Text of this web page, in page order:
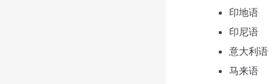
印地语
印尼语
意大利语
马来语